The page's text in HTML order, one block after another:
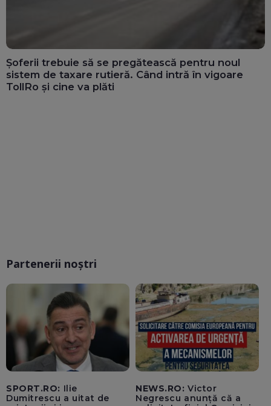
Șoferii trebuie să se pregătească pentru noul
sistem de taxare rutieră. Când intră în vigoare
TollRo și cine va plăti
Partenerii noștri
SPORT.RO: Ilie
Dumitrescu a uitat de
NEWS.RO: Victor
Negrescu anunță că a